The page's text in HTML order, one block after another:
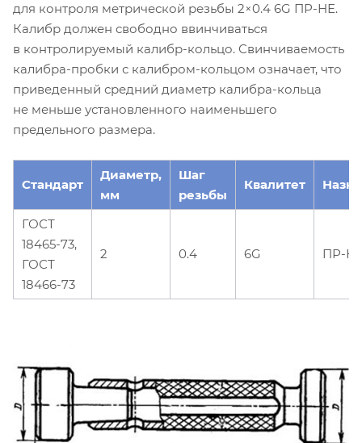
для контроля метрической резьбы 2×0.4 6G ПР-НЕ.
Калибр должен свободно ввинчиваться
в контролируемый калибр-кольцо. Свинчиваемость
калибра-пробки с калибром-кольцом означает, что
приведенный средний диаметр калибра-кольца
не меньше установленного наименьшего
предельного размера.
Стандарт
Диаметр,
мм
Шаг
резьбы
Квалитет
ГОСТ
18465-73,
ГОСТ
18466-73
2 0.4 6G ПР-